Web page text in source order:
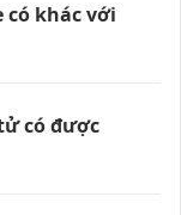
có khác với
có được